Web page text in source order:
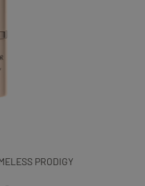
PRODIGY